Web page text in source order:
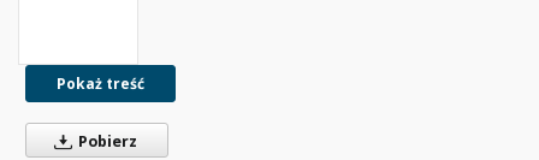
Pokaż treść
Pobierz